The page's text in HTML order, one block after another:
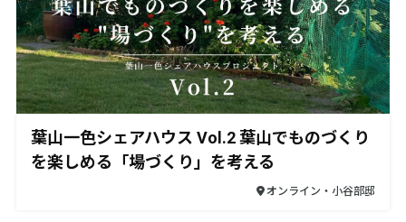
葉山一色シェアハウス Vol.2 葉山でものづくり
を楽しめる「場づくり」を考える
オンライン・小谷部邸